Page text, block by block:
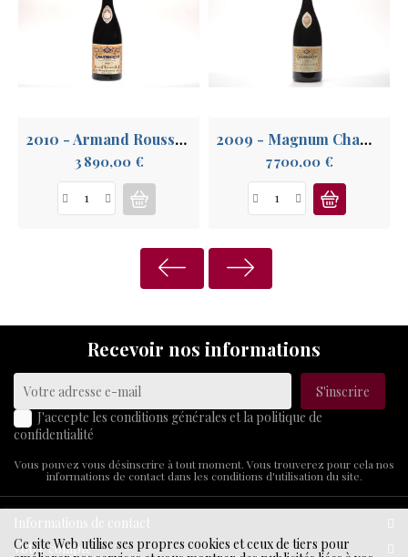
2010 - Armand Rousseau Chambertin Grand Cru
3 890,00 €Prix
2009 - Magnum Chambertin Armand Rousseau GC
7 700,00 €Prix
Recevoir nos informations
J'accepte les conditions générales et la politique de
confidentialité
Vous pouvez vous désinscrire à tout moment. Vous trouverez pour cela nos
informations de contact dans les conditions d'utilisation du site.
Informations de contact
Votre compte
Ce site Web utilise ses propres cookies et ceux de tiers pour